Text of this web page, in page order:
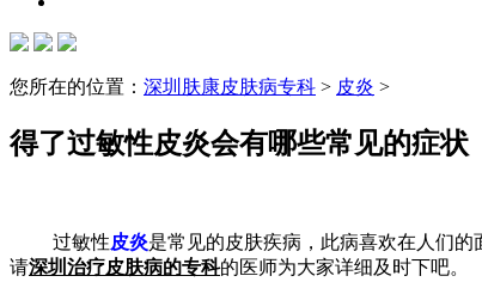
您所在的位置： 深圳肤康皮肤病专科 > 皮炎 >
得了过敏性皮炎会有哪些常见的症状
过敏性皮炎是常见的皮肤疾病，此病喜欢在人们
请深圳治疗皮肤病的专科的医师为大家详细及时下吧。